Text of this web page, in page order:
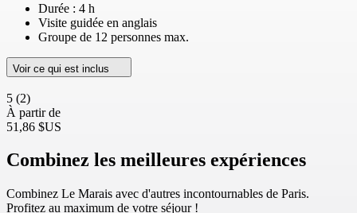
Durée : 4 h
Visite guidée en anglais
Groupe de 12 personnes max.
Voir ce qui est inclus
5 (2)
À partir de
51,86 $US
Combinez les meilleures expériences
Combinez Le Marais avec d'autres incontournables de Paris.
Profitez au maximum de votre séjour !